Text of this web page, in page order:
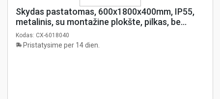
Skydas pastatomas, 600x1800x400mm, IP55,
metalinis, su montažine plokšte, pilkas, be
šoninių dangčių, coreX
Kodas: CX-6018040
Pristatysime per 14 dien.